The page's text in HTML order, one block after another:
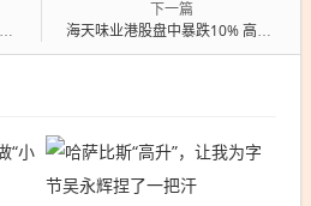
下一篇
海天味业港股盘中暴跌10% 高瓴红杉浮亏超百亿